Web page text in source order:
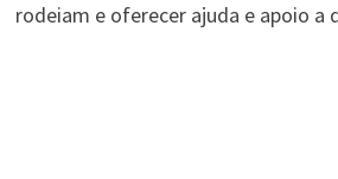
rodeiam e oferecer ajuda e apoio a